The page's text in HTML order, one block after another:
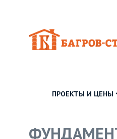
ПРОЕКТЫ И ЦЕНЫ